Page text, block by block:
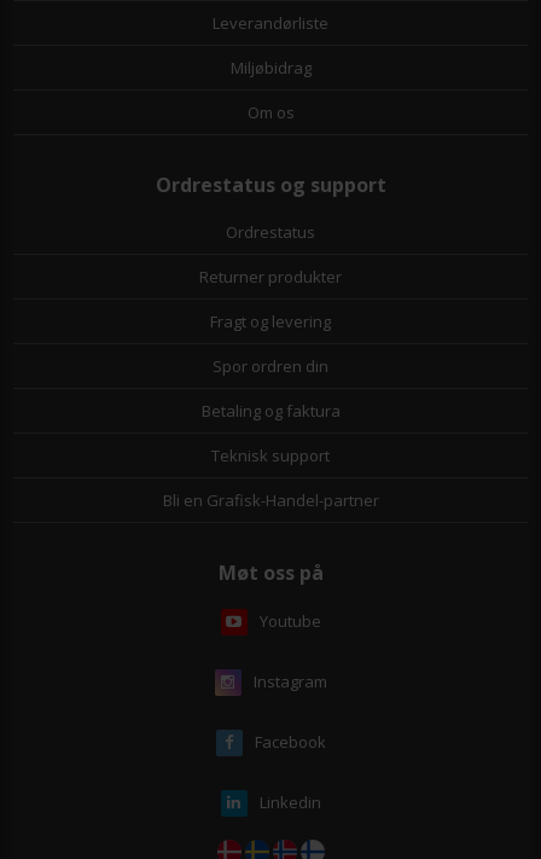
Leverandørliste
Miljøbidrag
Om os
Ordrestatus og support
Ordrestatus
Returner produkter
Fragt og levering
Spor ordren din
Betaling og faktura
Teknisk support
Bli en Grafisk-Handel-partner
Møt oss på
Youtube
Instagram
Facebook
Linkedin